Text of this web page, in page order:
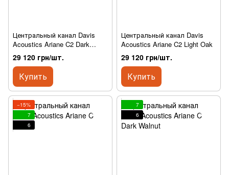
Центральный канал Davis
Acoustics Ariane C2 Dark
Walnut
29 120 грн/шт.
Купить
Центральный канал Davis
Acoustics Ariane C2 Light Oak
29 120 грн/шт.
Купить
−15%
7
6
7
6